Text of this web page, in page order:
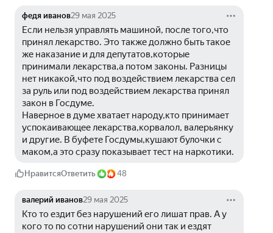
федя иванов29 мая 2025
Если нельзя управлять машиной, после того,что
принял лекарство. Это также должно быть такое
же наказание и для депутатов,которые
принимали лекарства,а потом законы. Разницы
нет никакой,что под воздействием лекарства сел
за руль или под воздействием лекарства принял
закон в Госдуме.
Наверное в думе хватает народу,кто принимает
успокаивающее лекарства,корвалол, валерьянку
и другие. В буфете Госдумы,кушают булочки с
маком,а это сразу показывает тест на наркотики.
НравитсяОтветить 48
валерий иванов29 мая 2025
Кто то ездит без нарушений его лишат прав. А у
кого то по сотни нарушений они так и ездят